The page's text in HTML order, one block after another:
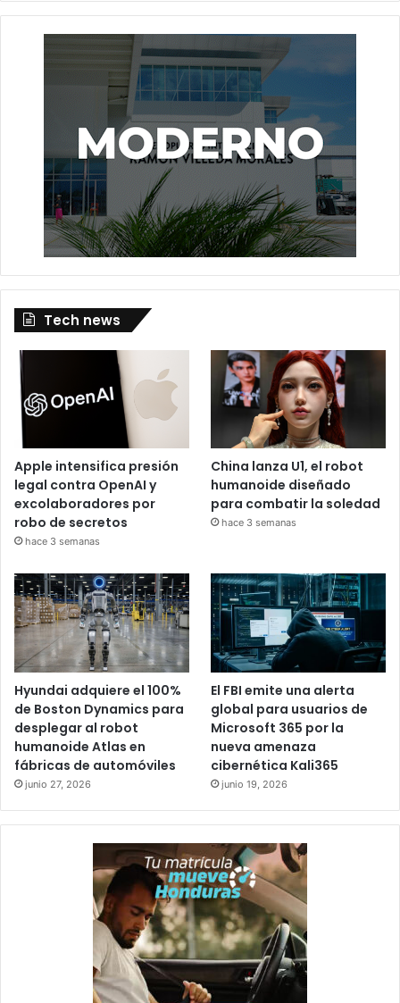
Tech news
Apple intensifica presión
legal contra OpenAI y
excolaboradores por
robo de secretos
hace 3 semanas
China lanza U1, el robot
humanoide diseñado
para combatir la soledad
hace 3 semanas
Hyundai adquiere el 100%
de Boston Dynamics para
desplegar al robot
humanoide Atlas en
fábricas de automóviles
junio 27, 2026
El FBI emite una alerta
global para usuarios de
Microsoft 365 por la
nueva amenaza
cibernética Kali365
junio 19, 2026